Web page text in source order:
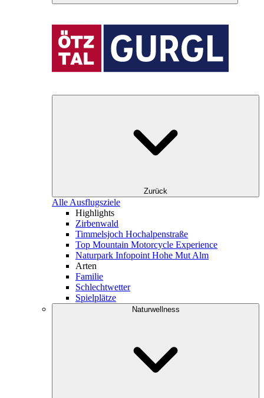
Zurück
Alle Ausflugsziele
Highlights
Zirbenwald
Timmelsjoch Hochalpenstraße
Top Mountain Motorcycle Experience
Naturpark Infopoint Hohe Mut Alm
Arten
Familie
Schlechtwetter
Spielplätze
Naturwellness